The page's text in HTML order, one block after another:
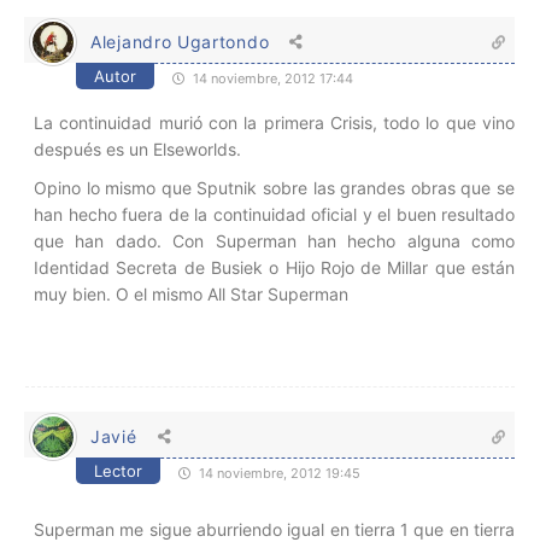
Alejandro Ugartondo
Autor 14 noviembre, 2012 17:44
La continuidad murió con la primera Crisis, todo lo que vino
después es un Elseworlds.
Opino lo mismo que Sputnik sobre las grandes obras que se
han hecho fuera de la continuidad oficial y el buen resultado
que han dado. Con Superman han hecho alguna como
Identidad Secreta de Busiek o Hijo Rojo de Millar que están
muy bien. O el mismo All Star Superman
Javié
Lector 14 noviembre, 2012 19:45
Superman me sigue aburriendo igual en tierra 1 que en tierra